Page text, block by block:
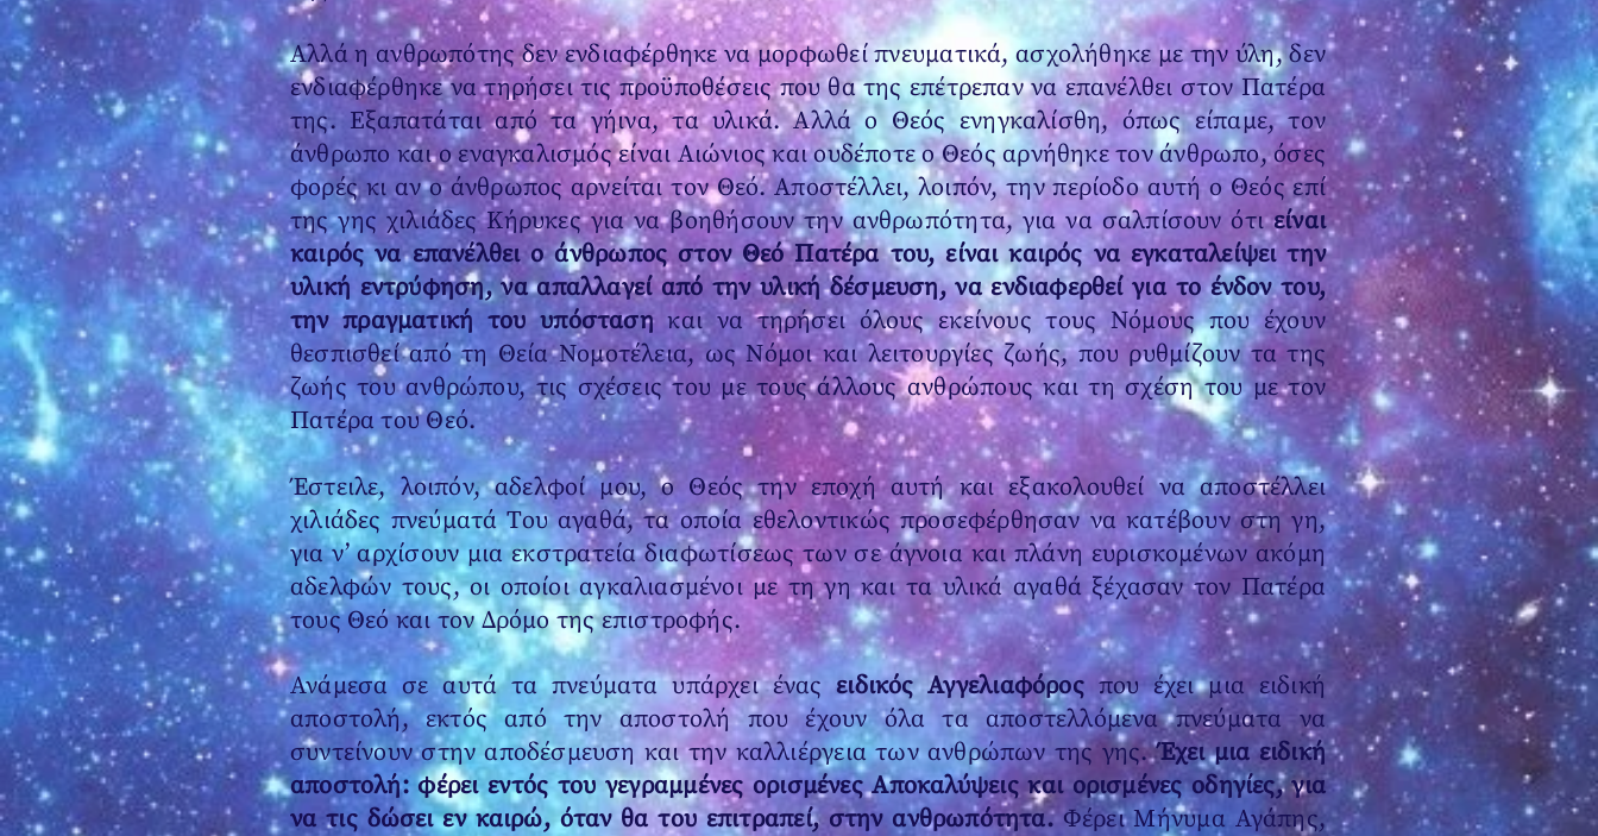
Αλλά η ανθρωπότης δεν ενδιαφέρθηκε να μορφωθεί πνευματικά, ασχολήθηκε με την ύλη, δεν
ενδιαφέρθηκε να τηρήσει τις προϋποθέσεις που θα της επέτρεπαν να επανέλθει στον Πατέρα
της. Εξαπατάται από τα γήινα, τα υλικά. Αλλά ο Θεός ενηγκαλίσθη, όπως είπαμε, τον
άνθρωπο και ο εναγκαλισμός είναι Αιώνιος και ουδέποτε ο Θεός αρνήθηκε τον άνθρωπο, όσες
φορές κι αν ο άνθρωπος αρνείται τον Θεό. Αποστέλλει, λοιπόν, την περίοδο αυτή ο Θεός επί
της γης χιλιάδες Κήρυκες για να βοηθήσουν την ανθρωπότητα, για να σαλπίσουν ότιείναι
καιρός να επανέλθει ο άνθρωπος στον Θεό Πατέρα του, είναι καιρός να εγκαταλείψει την
υλική εντρύφηση, να απαλλαγεί από την υλική δέσμευση, να ενδιαφερθεί για το ένδον του,
την πραγματική του υπόστασηκαι να τηρήσει όλους εκείνους τους Νόμους που έχουν
θεσπισθεί από τη Θεία Νομοτέλεια, ως Νόμοι και λειτουργίες ζωής, που ρυθμίζουν τα της
ζωής του ανθρώπου, τις σχέσεις του με τους άλλους ανθρώπους και τη σχέση του με τον
Πατέρα του Θεό.
Έστειλε, λοιπόν, αδελφοί μου, ο Θεός την εποχή αυτή και εξακολουθεί να αποστέλλει
χιλιάδες πνεύματά Του αγαθά, τα οποία εθελοντικώς προσεφέρθησαν να κατέβουν στη γη,
για ν’ αρχίσουν μια εκστρατεία διαφωτίσεως των σε άγνοια και πλάνη ευρισκομένων ακόμη
αδελφών τους, οι οποίοι αγκαλιασμένοι με τη γη και τα υλικά αγαθά ξέχασαν τον Πατέρα
τους Θεό και τον Δρόμο της επιστροφής.
Ανάμεσα σε αυτά τα πνεύματα υπάρχει έναςειδικός Αγγελιαφόροςπου έχει μια ειδική
αποστολή, εκτός από την αποστολή που έχουν όλα τα αποστελλόμενα πνεύματα να
συντείνουν στην αποδέσμευση και την καλλιέργεια των ανθρώπων της γης.Έχει μια ειδική
αποστολή: φέρει εντός του γεγραμμένες ορισμένες Αποκαλύψεις και ορισμένες οδηγίες, για
να τις δώσει εν καιρώ, όταν θα του επιτραπεί, στην ανθρωπότητα.Φέρει Μήνυμα Αγάπης,